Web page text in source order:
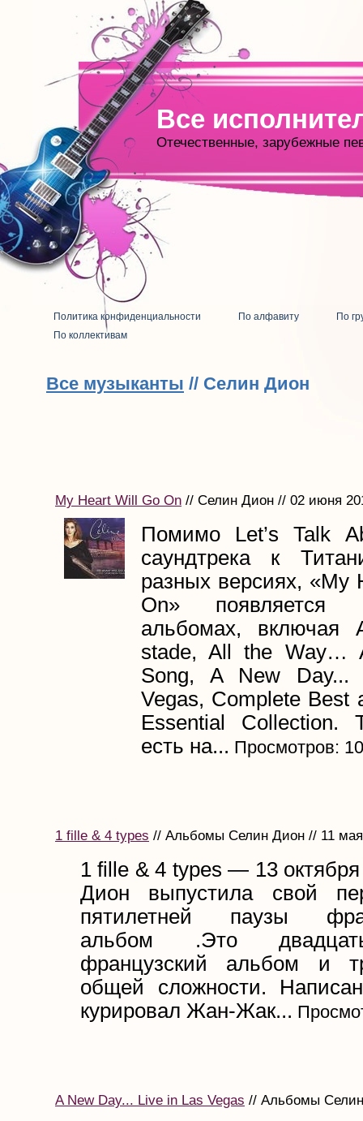
Все
Отечественные, зарубежные
Политика конфиденциальности По алфавиту
По
По коллективам
Все музыканты // Селин Дион
My Heart Will Go On // Селин Дион // 02 июня
Помимо Let’s Talk
саундтрека к
разных версиях, «My
On» появляется
альбомах,
stade, All the Way…
Song, A New
Vegas, Complete Best
Essential Collection.
есть на... Просмотров:
1 fille & 4 types // Альбомы Селин Дион // 11 мая
1 fille & 4 types — 13
Дион выпустила свой
пятилетней паузы
альбом .Это
французский альбом и
общей сложности.
курировал Жан-Жак...
A New Day... Live in Las Vegas // Альбомы